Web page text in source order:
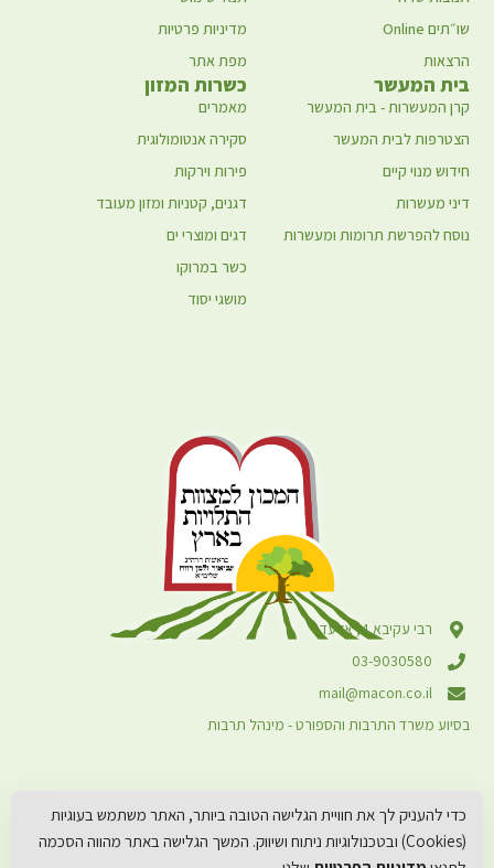
רבי עקיבא 4, אלעד
03-9030580
mail@macon.co.il
בסיוע משרד התרבות והספורט - מינהל תרבות
מדיניות פרטיות
מפת אתר
שו״תים Online
הרצאות
כשרות המזון
מאמרים
סקירה אנטומולוגית
פירות וירקות
דגנים, קטניות ומזון מעובד
דגים ומוצרי ים
כשר במרוקו
מושגי יסוד
בית המעשר
קרן המעשרות - בית המעשר
הצטרפות לבית המעשר
חידוש מנוי קיים
דיני מעשרות
נוסח להפרשת תרומות ומעשרות
כדי להעניק לך את חוויית הגלישה הטובה ביותר, האתר משתמש בעוגיות
(Cookies) ובטכנולוגיות ניתוח ושיווק. המשך הגלישה באתר מהווה הסכמה